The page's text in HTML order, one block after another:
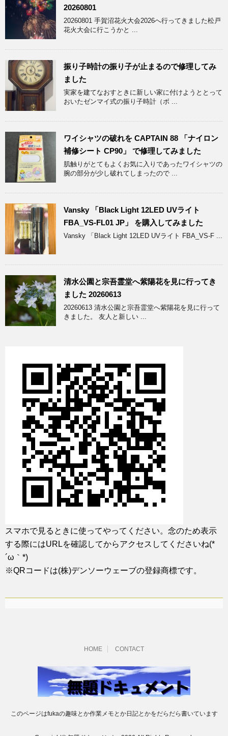
20260801
20260801 手賀沼花火大会2026へ行ってきました松戸
花火大会に行こうかと ...
振り子時計の振り子が止まるので修理してみ
ました
実家を建てなおすときに新しい家に付けようととって
おいたゼンマイ式の振り子時計（ボ ...
ワイシャツの破れを CAPTAIN 88 「ナイロン
補修シート CP90」 で修理してみました
肌触りがとてもよくお気に入りであったワイシャツの
腕の部分が少し破れてしまったので ...
Vansky 「Black Light 12LED UVライト
FBA_VS-FL01 JP」 を購入してみました
Vansky 「Black Light 12LED UVライト FBA_VS-F ...
清水公園と宗吾霊堂へ紫陽花を見に行ってき
ました 20260613
20260613 清水公園と宗吾霊堂へ紫陽花を見に行って
きました。 友人と新しい ...
スマホで見るときに使ってやってください。念のため表示
する際にはURLを確認してからアクセスしてくださいね(*
´ω｀*)
※QRコードは(株)デンソーウェーブの登録商標です。
HOME CONTACT
このページはfukaの趣味とか作業メモとか日記とかをだらだら書いています